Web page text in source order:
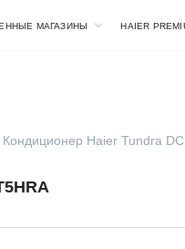
МАГАЗИНЫ HAIER
Кондиционер Haier Tundra